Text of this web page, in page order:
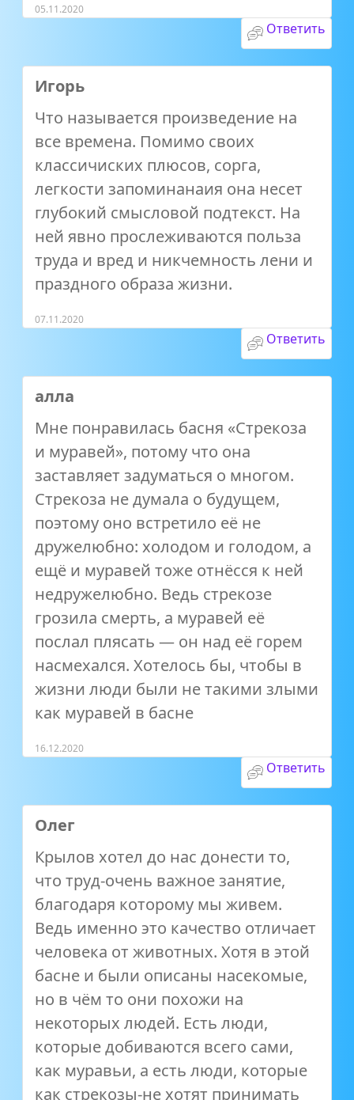
05.11.2020
Ответить
Игорь
Что называется произведение на
все времена. Помимо своих
классичиских плюсов, сорга,
легкости запоминанаия она несет
глубокий смысловой подтекст. На
ней явно прослеживаются польза
труда и вред и никчемность лени и
праздного образа жизни.
07.11.2020
Ответить
алла
Мне понравилась басня «Стрекоза
и муравей», потому что она
заставляет задуматься о многом.
Стрекоза не думала о будущем,
поэтому оно встретило её не
дружелюбно: холодом и голодом, а
ещё и муравей тоже отнёсся к ней
недружелюбно. Ведь стрекозе
грозила смерть, а муравей её
послал плясать — он над её горем
насмехался. Хотелось бы, чтобы в
жизни люди были не такими злыми
как муравей в басне
16.12.2020
Ответить
Олег
Крылов хотел до нас донести то,
что труд-очень важное занятие,
благодаря которому мы живем.
Ведь именно это качество отличает
человека от животных. Хотя в этой
басне и были описаны насекомые,
но в чём то они похожи на
некоторых людей. Есть люди,
которые добиваются всего сами,
как муравьи, а есть люди, которые
как стрекозы-не хотят принимать